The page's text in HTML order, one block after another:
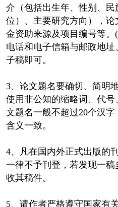
介（包括出生年、性别、
位）、主要研究方向），
金资助来源及项目编号等
电话和电子信箱与邮政地
子稿即可。
3、论文题名要确切、简明
使用非公知的缩略词、代
文题名一般不超过20个汉
含义一致。
4、凡在国内外正式出版的
一律不予刊登，若发现一
收其稿件。
5、请作者严格遵守国家有